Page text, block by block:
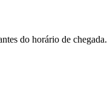
do horário de chegada.